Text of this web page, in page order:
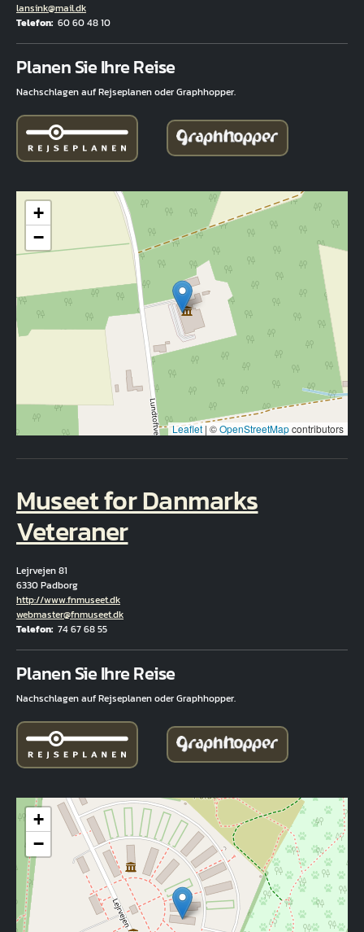
E-Mail
lansink@mail.dk
Telefon 60 60 48 10
Planen Sie Ihre Reise
Nachschlagen auf Rejseplanen oder Graphhopper.
+
−
Leaflet | ©OpenStreetMapcontributors
Museet for Danmarks
Veteraner
Lejrvejen 81
6330 Padborg
Hjemmeside
http://www.fnmuseet.dk
E-Mail
webmaster@fnmuseet.dk
Telefon 74 67 68 55
Planen Sie Ihre Reise
Nachschlagen auf Rejseplanen oder Graphhopper.
+
−